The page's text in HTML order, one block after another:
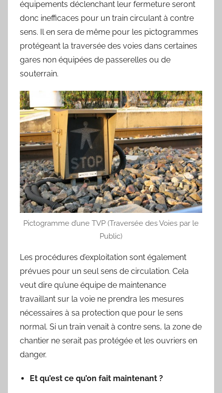
équipements déclenchant leur fermeture seront
donc inefficaces pour un train circulant à contre
sens. Il en sera de même pour les pictogrammes
protégeant la traversée des voies dans certaines
gares non équipées de passerelles ou de
souterrain.
Pictogramme d’une TVP (Traversée des Voies par le
Public)
Les procédures d’exploitation sont également
prévues pour un seul sens de circulation. Cela
veut dire qu’une équipe de maintenance
travaillant sur la voie ne prendra les mesures
nécessaires à sa protection que pour le sens
normal. Si un train venait à contre sens, la zone de
chantier ne serait pas protégée et les ouvriers en
danger.
Et qu’est ce qu’on fait maintenant ?